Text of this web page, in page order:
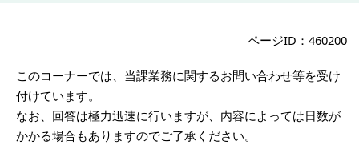
ページID：460200
このコーナーでは、当課業務に関するお問い合わせ等を受け
付けています。
なお、回答は極力迅速に行いますが、内容によっては日数が
かかる場合もありますのでご了承ください。